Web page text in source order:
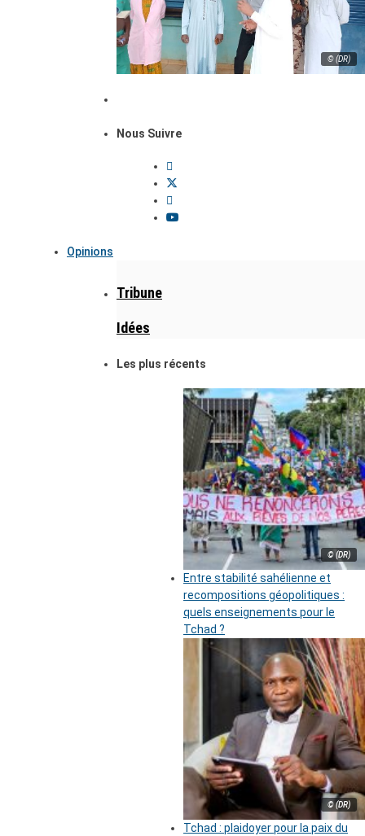
© (DR)
Nous Suivre
Opinions
Tribune
Idées
Les plus récents
© (DR)
Entre stabilité sahélienne et
recompositions géopolitiques :
quels enseignements pour le
Tchad ?
© (DR)
Tchad : plaidoyer pour la paix du